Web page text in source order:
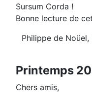
Sursum Corda !
Bonne lecture de
Philippe de
Printemps
Chers amis,